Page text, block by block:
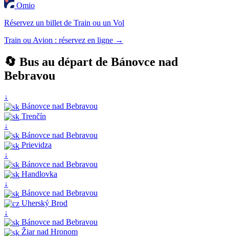
Omio
Réservez un billet de Train ou un Vol
Train ou Avion : réservez en ligne →
🔄 Bus au départ de Bánovce nad
Bebravou
↓
Bánovce nad Bebravou
Trenčín
↓
Bánovce nad Bebravou
Prievidza
↓
Bánovce nad Bebravou
Handlovka
↓
Bánovce nad Bebravou
Uherský Brod
↓
Bánovce nad Bebravou
Žiar nad Hronom